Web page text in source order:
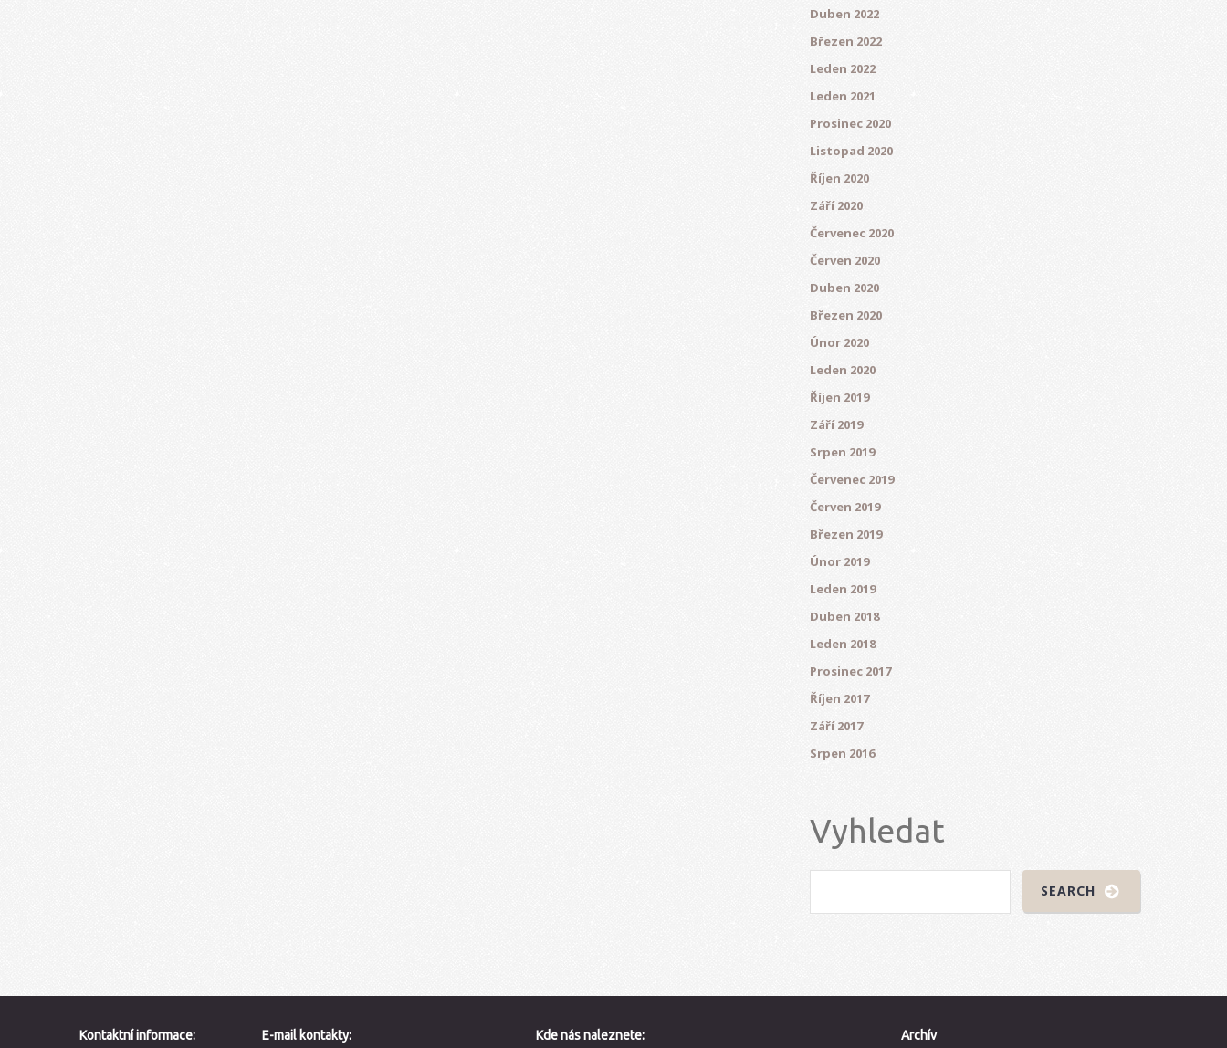
Duben 2022
Březen 2022
Leden 2022
Leden 2021
Prosinec 2020
Listopad 2020
Říjen 2020
Září 2020
Červenec 2020
Červen 2020
Duben 2020
Březen 2020
Únor 2020
Leden 2020
Říjen 2019
Září 2019
Srpen 2019
Červenec 2019
Červen 2019
Březen 2019
Únor 2019
Leden 2019
Duben 2018
Leden 2018
Prosinec 2017
Říjen 2017
Září 2017
Srpen 2016
Vyhledat
Kontaktní informace: E-mail kontakty: Kde nás naleznete: Archív